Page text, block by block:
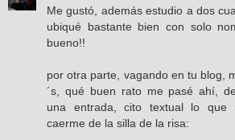
Me gustó, además estudio a dos
ubiqué bastante bien con solo
bueno!!
por otra parte, vagando en tu blog,
´s, qué buen rato me pasé ahí,
una entrada, cito textual lo que
caerme de la silla de la risa: